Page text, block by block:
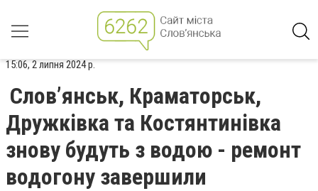
15:06, 2 липня 2024 р.
Слов’янськ, Краматорськ,
Дружківка та Костянтинівка
знову будуть з водою - ремонт
водогону завершили